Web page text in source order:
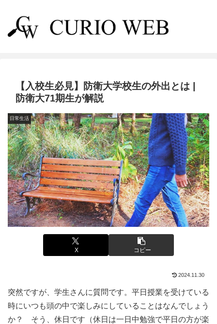
【入校生必見】防衛大学校生の外出とは |
防衛大71期生が解説
日常生活
X コピー
2024.11.30
突然ですが、学生さんに質問です。平日授業を受けている
時にいつも頭の中で楽しみにしていることはなんでしょう
か？ そう、休日です（休日は一日中勉強で平日の方が楽